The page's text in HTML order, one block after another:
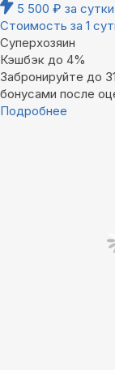
5 500 ₽ за сутки
Стоимость за 1
Суперхозяин
Кэшбэк до 4%
Забронируйте до
бонусами после
Подробнее